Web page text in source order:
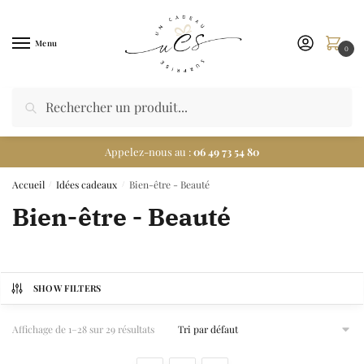
Menu 0
Appelez-nous au :06 49 73 54 80
Accueil Idées cadeaux Bien-être - Beauté
Bien-être - Beauté
SHOW FILTERS
Affichage de 1–28 sur 29 résultats